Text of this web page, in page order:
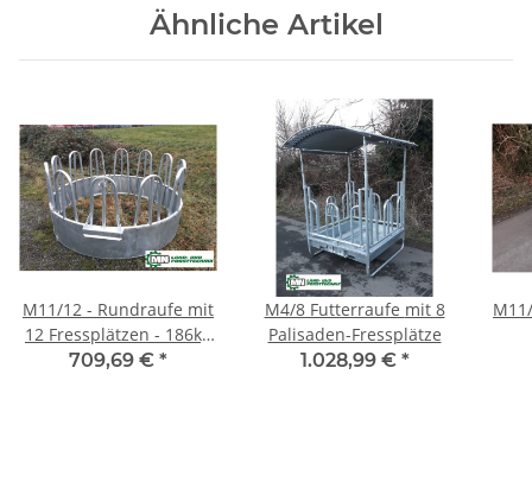
Ähnliche Artikel
M11/12 - Rundraufe mit
12 Fressplätzen - 186kg
schwere Ausführung
709,69 € *
M4/8 Futterraufe mit 8
Palisaden-Fressplätze
1.028,99 € *